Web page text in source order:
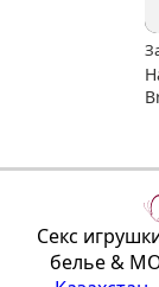
Секс
белье &